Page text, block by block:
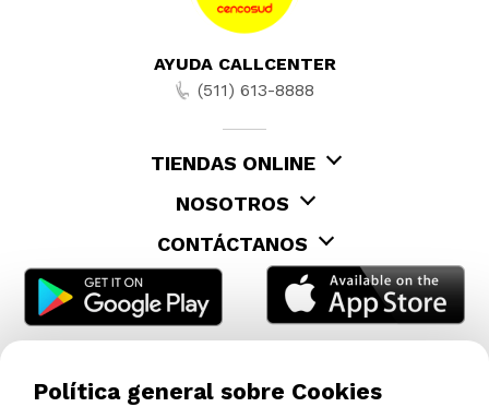
AYUDA CALLCENTER
(511) 613-8888
TIENDAS ONLINE
NOSOTROS
CONTÁCTANOS
Política general sobre Cookies